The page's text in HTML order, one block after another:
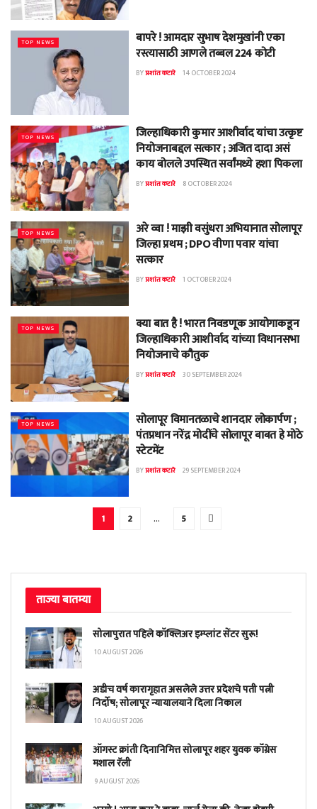
TOP NEWS
बापरे ! आमदार सुभाष देशमुखांनी एका
रस्त्यासाठी आणले तब्बल 224 कोटी
BYप्रशांत कटारे 14 OCTOBER 2024
TOP NEWS
जिल्हाधिकारी कुमार आशीर्वाद यांचा उत्कृष्ट
नियोजनाबद्दल सत्कार ; अजित दादा असं
काय बोलले उपस्थित सर्वांमध्ये हशा पिकला
BYप्रशांत कटारे 8 OCTOBER 2024
TOP NEWS
अरे व्वा ! माझी वसुंधरा अभियानात सोलापूर
जिल्हा प्रथम ; DPO वीणा पवार यांचा
सत्कार
BYप्रशांत कटारे 1 OCTOBER 2024
TOP NEWS
क्या बात है ! भारत निवडणूक आयोगाकडून
जिल्हाधिकारी आशीर्वाद यांच्या विधानसभा
नियोजनाचे कौतुक
BYप्रशांत कटारे 30 SEPTEMBER 2024
TOP NEWS
सोलापूर विमानतळाचे शानदार लोकार्पण ;
पंतप्रधान नरेंद्र मोदींचे सोलापूर बाबत हे मोठे
स्टेटमेंट
BYप्रशांत कटारे 29 SEPTEMBER 2024
1 2 … 5
ताज्या बातम्या
सोलापुरात पहिले कॉक्लिअर इम्प्लांट सेंटर सुरू!
10 AUGUST 2026
अडीच वर्ष कारागृहात असलेले उत्तर प्रदेशचे पती पत्नी
निर्दोष; सोलापूर न्यायालयाने दिला निकाल
10 AUGUST 2026
ऑगस्ट क्रांती दिनानिमित्त सोलापूर शहर युवक कॉंग्रेस
मशाल रॅली
9 AUGUST 2026